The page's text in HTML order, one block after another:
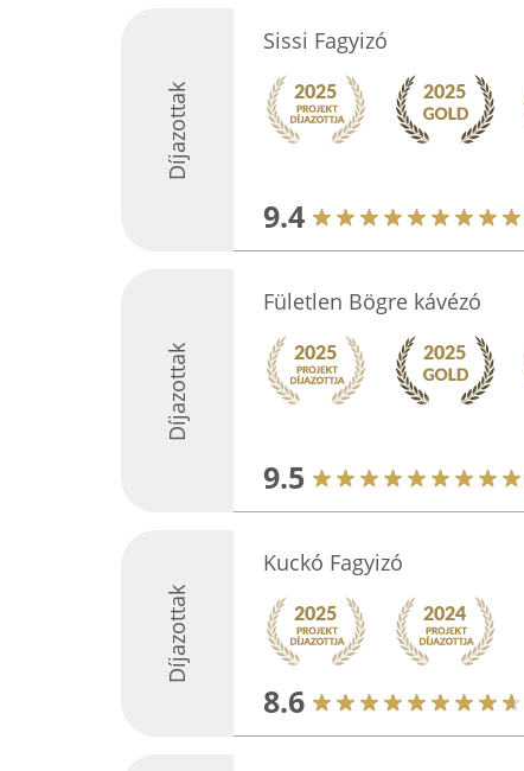
Díjazottak
Sissi Fagyizó
9.4
Díjazottak
Fületlen Bögre kávézó
9.5
Díjazottak
Kuckó Fagyizó
8.6